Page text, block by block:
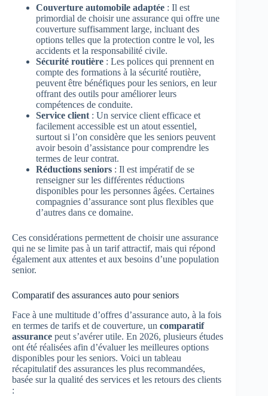
Couverture automobile adaptée : Il est
primordial de choisir une assurance qui offre une
couverture suffisamment large, incluant des
options telles que la protection contre le vol, les
accidents et la responsabilité civile.
Sécurité routière : Les polices qui prennent en
compte des formations à la sécurité routière,
peuvent être bénéfiques pour les seniors, en leur
offrant des outils pour améliorer leurs
compétences de conduite.
Service client : Un service client efficace et
facilement accessible est un atout essentiel,
surtout si l’on considère que les seniors peuvent
avoir besoin d’assistance pour comprendre les
termes de leur contrat.
Réductions seniors : Il est impératif de se
renseigner sur les différentes réductions
disponibles pour les personnes âgées. Certaines
compagnies d’assurance sont plus flexibles que
d’autres dans ce domaine.
Ces considérations permettent de choisir une assurance
qui ne se limite pas à un tarif attractif, mais qui répond
également aux attentes et aux besoins d’une population
senior.
Comparatif des assurances auto pour seniors
Face à une multitude d’offres d’assurance auto, à la fois
en termes de tarifs et de couverture, un comparatif
assurance peut s’avérer utile. En 2026, plusieurs études
ont été réalisées afin d’évaluer les meilleures options
disponibles pour les seniors. Voici un tableau
récapitulatif des assurances les plus recommandées,
basée sur la qualité des services et les retours des clients
: